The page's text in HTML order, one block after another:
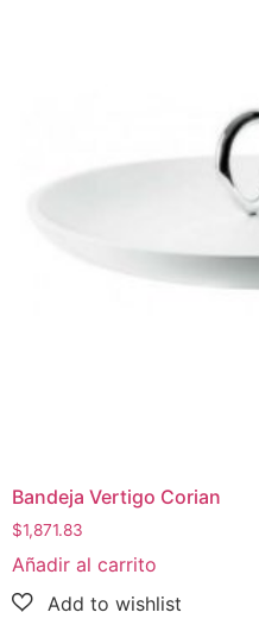
Bandeja Vertigo Corian
$1,871.83
Añadir al carrito